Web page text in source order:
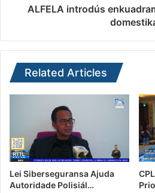
ALFELA introdús
Related Articles
Lei Siberseguransa Ajuda
Autoridade Polisiál…